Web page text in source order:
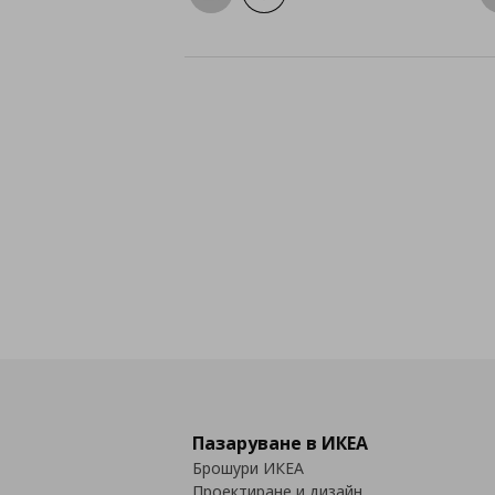
Пазаруване в ИКЕА
Брошури ИКЕА